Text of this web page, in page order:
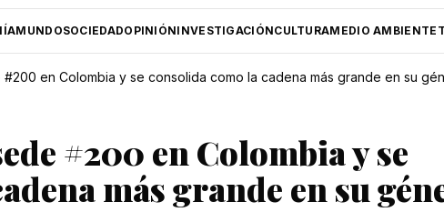
MUNDOSOCIEDADOPINIÓNINVESTIGACIÓNCULTURAMEDIO AMBIENTE
#200 en Colombia y se consolida como la cadena más grande en su
#200 en Colombia y se
más grande en su